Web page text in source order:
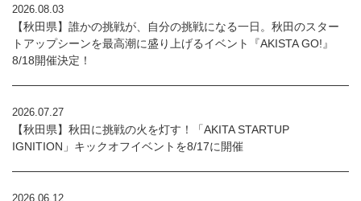
2026.08.03
【秋田県】誰かの挑戦が、自分の挑戦になる一日。秋田のスター
トアップシーンを最高潮に盛り上げるイベント『AKISTA GO!』
8/18開催決定！
2026.07.27
【秋田県】秋田に挑戦の火を灯す！「AKITA STARTUP
IGNITION」キックオフイベントを8/17に開催
2026.06.12